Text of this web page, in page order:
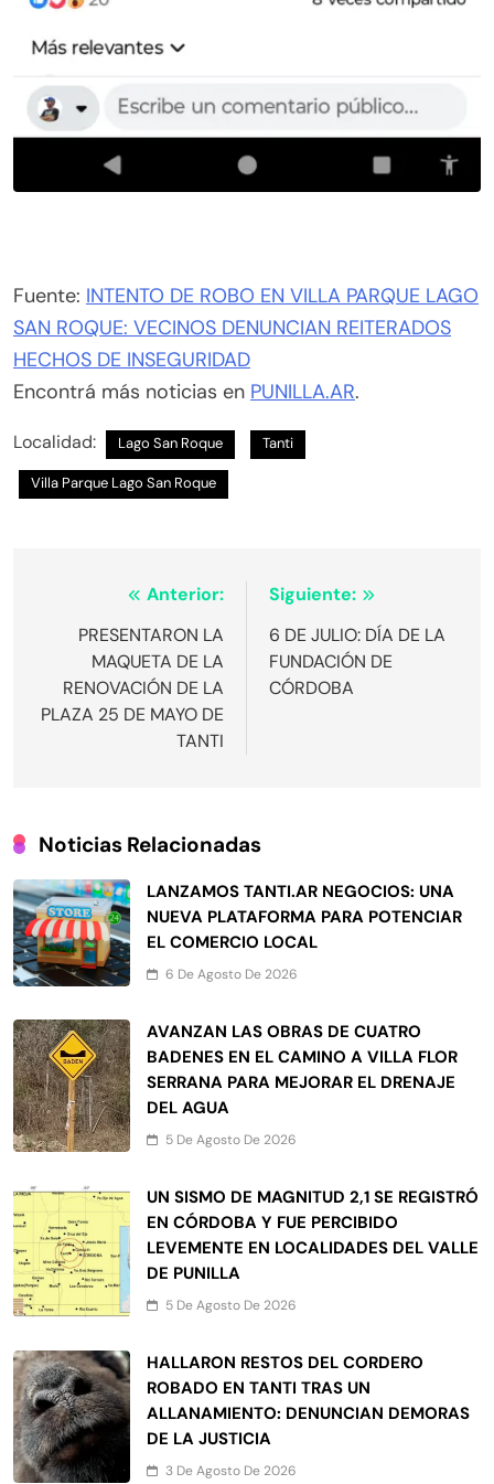
Fuente: INTENTO DE ROBO EN VILLA PARQUE LAGO
SAN ROQUE: VECINOS DENUNCIAN REITERADOS
HECHOS DE INSEGURIDAD
Encontrá más noticias en PUNILLA.AR.
Localidad: Lago San Roque Tanti
Villa Parque Lago San Roque
Navegación
entradas
Anterior:
PRESENTARON LA
MAQUETA DE LA
RENOVACIÓN DE LA
PLAZA 25 DE MAYO DE
TANTI
Siguiente:
6 DE JULIO: DÍA DE LA
FUNDACIÓN DE
CÓRDOBA
Noticias Relacionadas
LANZAMOS TANTI.AR NEGOCIOS: UNA
NUEVA PLATAFORMA PARA POTENCIAR
EL COMERCIO LOCAL
6 De Agosto De 2026
AVANZAN LAS OBRAS DE CUATRO
BADENES EN EL CAMINO A VILLA FLOR
SERRANA PARA MEJORAR EL DRENAJE
DEL AGUA
5 De Agosto De 2026
UN SISMO DE MAGNITUD 2,1 SE REGISTRÓ
EN CÓRDOBA Y FUE PERCIBIDO
LEVEMENTE EN LOCALIDADES DEL VALLE
DE PUNILLA
5 De Agosto De 2026
HALLARON RESTOS DEL CORDERO
ROBADO EN TANTI TRAS UN
ALLANAMIENTO: DENUNCIAN DEMORAS
DE LA JUSTICIA
3 De Agosto De 2026